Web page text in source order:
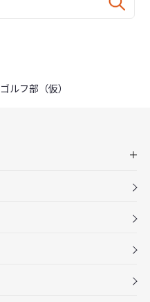
ゴルフ部（仮）